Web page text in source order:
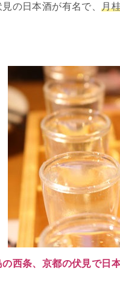
の日本酒が有名で、月
西条、京都の伏見で日